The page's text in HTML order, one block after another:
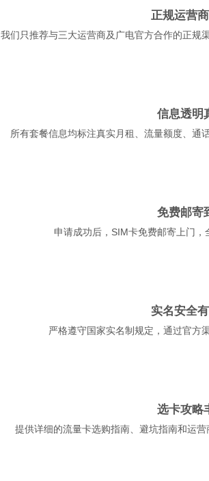
正规运营
我们只推荐与三大运营商及广电官方合作的正规
信息透明
所有套餐信息均标注真实月租、流量额度、通
免费邮寄
申请成功后，SIM卡免费邮寄上门
实名安全
严格遵守国家实名制规定，通过官方
选卡攻略
提供详细的流量卡选购指南、避坑指南和运